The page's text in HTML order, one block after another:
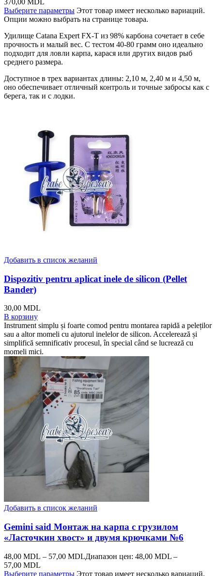
370,00 MDL
Выберите параметры Этот товар имеет несколько вариаций.
Опции можно выбрать на странице товара.
Удилище Catana Expert FX-T из 98% карбона сочетает в себе
прочность и малый вес. С тестом 40-80 грамм оно идеально
подходит для ловли карпа, карася или других видов рыб
среднего размера.
Доступное в трех вариантах длины: 2,10 м, 2,40 м и 4,50 м,
оно обеспечивает отличный контроль и точные забросы как с
берега, так и с лодки.
Добавить в список желаний
Dispozitiv pentru aplicat inele de silicon (Pellet
Bander)
30,00 MDL
В корзину
Instrument simplu și foarte comod pentru montarea rapidă a peleților
sau a altor momeli cu ajutorul inelelor de silicon. Accelerează și
simplifică semnificativ procesul, în special când se lucrează cu
momeli mici.
Добавить в список желаний
Gemini said Монтаж на карпа с грузилом
«Ласточкин хвост» и двумя крючками №6
48,00 MDL – 57,00 MDLДиапазон цен: 48,00 MDL –
57,00 MDL
Выберите параметры Этот товар имеет несколько вариаций.